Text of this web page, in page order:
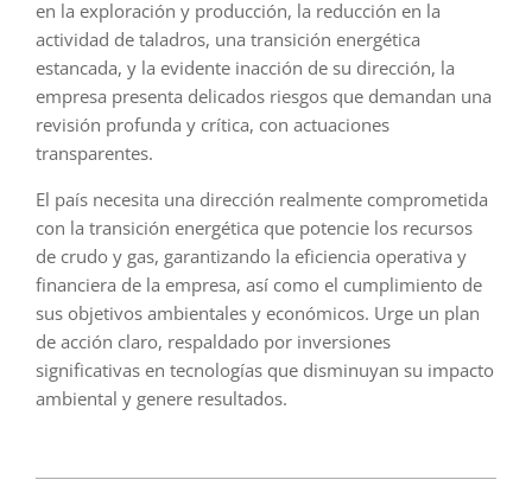
en la exploración y producción, la reducción en la
actividad de taladros, una transición energética
estancada, y la evidente inacción de su dirección, la
empresa presenta delicados riesgos que demandan una
revisión profunda y crítica, con actuaciones
transparentes.
El país necesita una dirección realmente comprometida
con la transición energética que potencie los recursos
de crudo y gas, garantizando la eficiencia operativa y
financiera de la empresa, así como el cumplimiento de
sus objetivos ambientales y económicos. Urge un plan
de acción claro, respaldado por inversiones
significativas en tecnologías que disminuyan su impacto
ambiental y genere resultados.